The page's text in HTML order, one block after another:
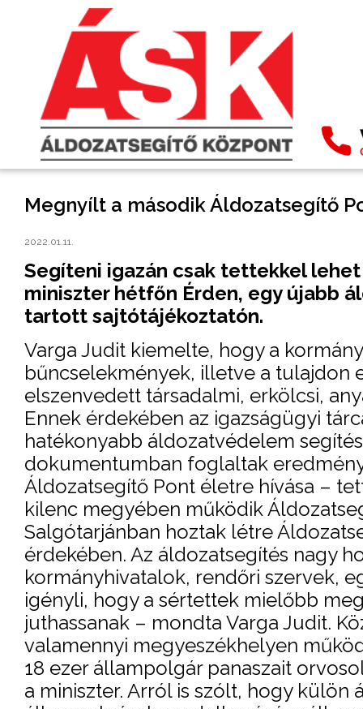
Megnyílt a második Áldozatsegítő
2022.01.11.
Segíteni igazán csak tettekkel
miniszter hétfőn Érden, egy újabb
tartott sajtótájékoztatón.
Varga Judit kiemelte, hogy a
bűncselekmények, illetve a tulajdon
elszenvedett társadalmi, erkölcsi,
Ennek érdekében az igazságügyi
hatékonyabb áldozatvédelem
dokumentumban foglaltak
Áldozatsegítő Pont életre hívása –
kilenc megyében működik
Salgótarjánban hoztak létre
érdekében. Az áldozatsegítés nagy
kormányhivatalok, rendőri szervek,
igényli, hogy a sértettek mielőbb
juthassanak – mondta Varga Judit.
valamennyi megyeszékhelyen
18 ezer állampolgár panaszait
a miniszter. Arról is szólt, hogy